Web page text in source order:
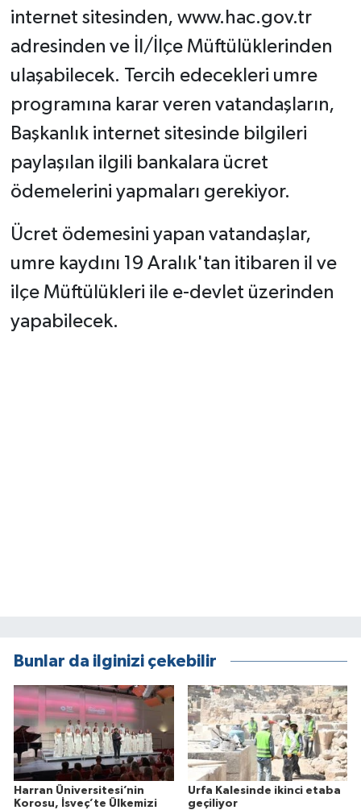
internet sitesinden, www.hac.gov.tr
adresinden ve İl/İlçe Müftülüklerinden
ulaşabilecek. Tercih edecekleri umre
programına karar veren vatandaşların,
Başkanlık internet sitesinde bilgileri
paylaşılan ilgili bankalara ücret
ödemelerini yapmaları gerekiyor.
Ücret ödemesini yapan vatandaşlar,
umre kaydını 19 Aralık'tan itibaren il ve
ilçe Müftülükleri ile e-devlet üzerinden
yapabilecek.
Bunlar da ilginizi çekebilir
Harran Üniversitesi’nin
Korosu, İsveç’te Ülkemizi
Urfa Kalesinde ikinci etaba
geçiliyor